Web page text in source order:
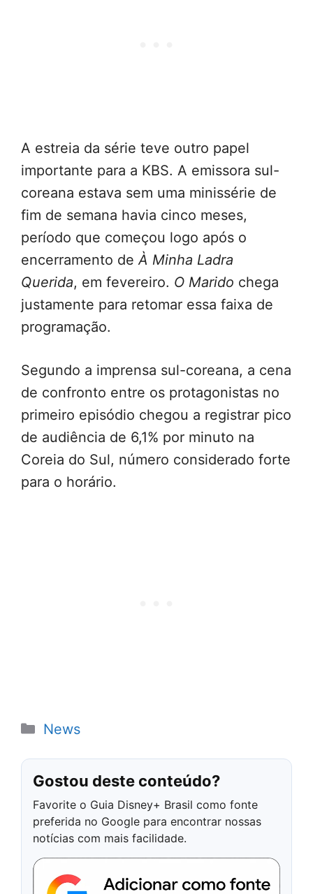
A estreia da série teve outro papel
importante para a KBS. A emissora sul-
coreana estava sem uma minissérie de
fim de semana havia cinco meses,
período que começou logo após o
encerramento de À Minha Ladra
Querida, em fevereiro. O Marido chega
justamente para retomar essa faixa de
programação.
Segundo a imprensa sul-coreana, a cena
de confronto entre os protagonistas no
primeiro episódio chegou a registrar pico
de audiência de 6,1% por minuto na
Coreia do Sul, número considerado forte
para o horário.
Categorias
News
Gostou deste conteúdo?
Favorite o Guia Disney+ Brasil como fonte
preferida no Google para encontrar nossas
notícias com mais facilidade.